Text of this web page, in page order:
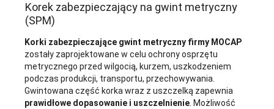
Korek zabezpieczający na gwint metryczny
(SPM)
Korki zabezpieczające gwint metryczny firmy MOCAP
zostały zaprojektowane w celu ochrony osprzętu
metrycznego przed wilgocią, kurzem, uszkodzeniem
podczas produkcji, transportu, przechowywania.
Gwintowana część korka wraz z uszczelką zapewnia
prawidłowe dopasowanie i uszczelnienie. Możliwość